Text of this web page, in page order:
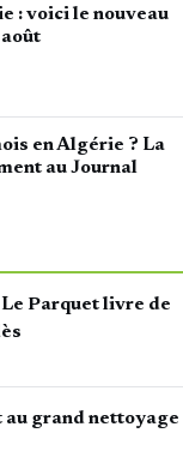
: voici le nouveau
août
en Algérie ? La
au Journal
Parquet livre de
au grand nettoyage